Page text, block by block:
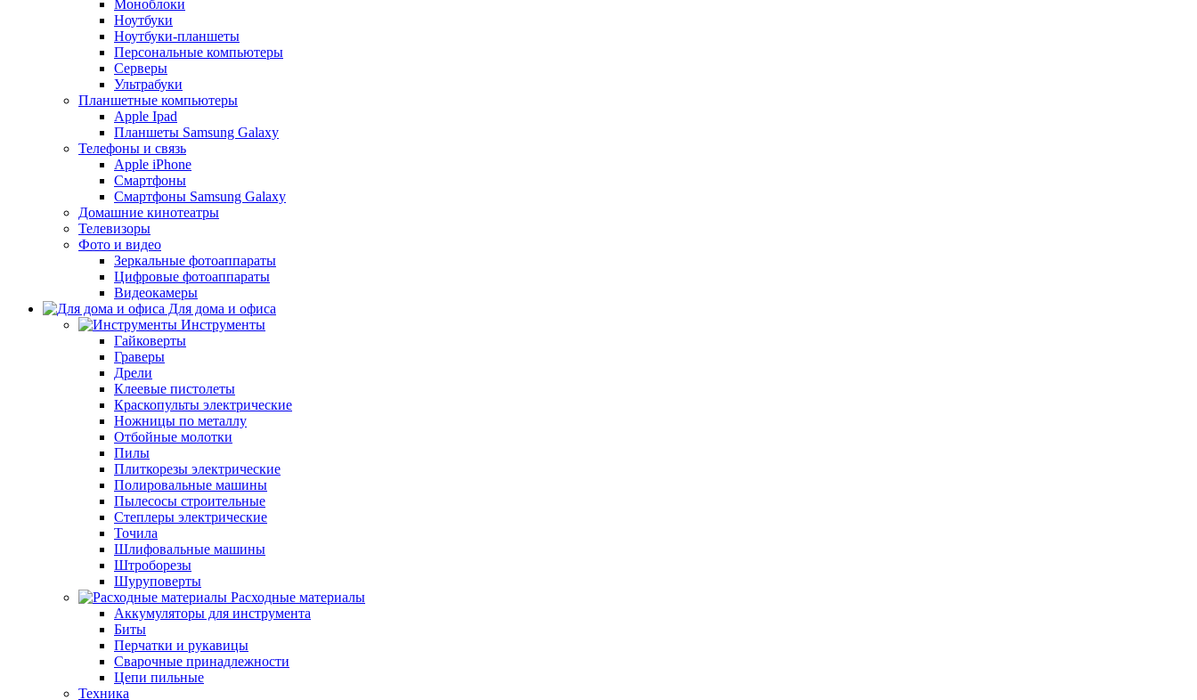
Моноблоки
Ноутбуки
Ноутбуки-планшеты
Персональные компьютеры
Серверы
Ультрабуки
Планшетные компьютеры
Apple Ipad
Планшеты Samsung Galaxy
Телефоны и связь
Apple iPhone
Смартфоны
Смартфоны Samsung Galaxy
Домашние кинотеатры
Телевизоры
Фото и видео
Зеркальные фотоаппараты
Цифровые фотоаппараты
Видеокамеры
Для дома и офиса
Инструменты
Гайковерты
Граверы
Дрели
Клеевые пистолеты
Краскопульты электрические
Ножницы по металлу
Отбойные молотки
Пилы
Плиткорезы электрические
Полировальные машины
Пылесосы строительные
Степлеры электрические
Точила
Шлифовальные машины
Штроборезы
Шуруповерты
Расходные материалы
Аккумуляторы для инструмента
Биты
Перчатки и рукавицы
Сварочные принадлежности
Цепи пильные
Техника